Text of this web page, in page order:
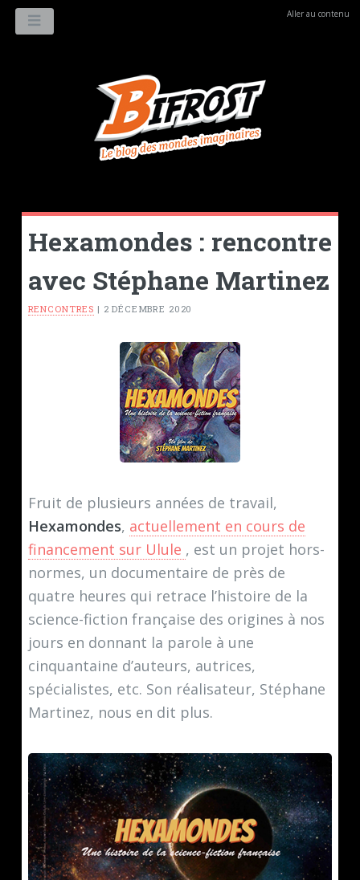
Aller au contenu
Hexamondes : rencontre
avec Stéphane Martinez
RENCONTRES | 2 DÉCEMBRE 2020
Fruit de plusieurs années de travail,
Hexamondes, actuellement en cours de
financement sur Ulule , est un projet hors-
normes, un documentaire de près de
quatre heures qui retrace l’histoire de la
science-fiction française des origines à nos
jours en donnant la parole à une
cinquantaine d’auteurs, autrices,
spécialistes, etc. Son réalisateur, Stéphane
Martinez, nous en dit plus.